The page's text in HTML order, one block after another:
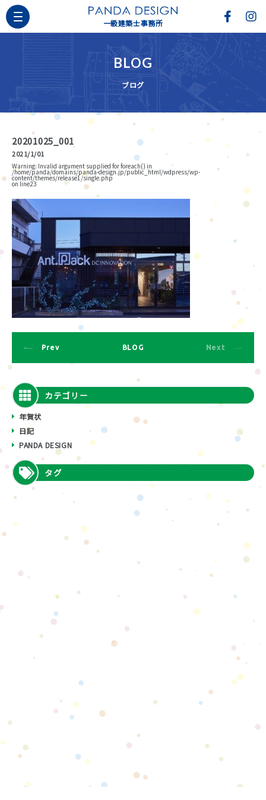
一級建築士事務所
BLOG
ブログ
20201025_001
2021/1/01
Warning: Invalid argument supplied for foreach() in
/home/panda/domains/panda-design.jp/public_html/wdpress/wp-
content/themes/release1/single.php
on line23
Prev BLOG Next
カテゴリー
年賀状
日記
PANDA DESIGN
タグ